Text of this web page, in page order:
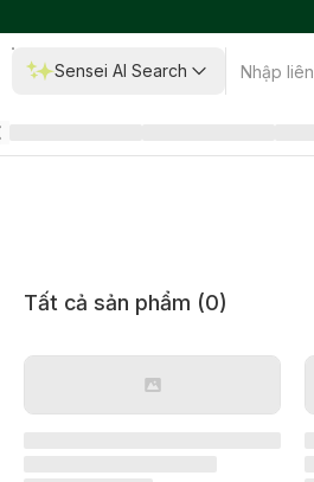
Sensei AI Search
Tất cả sản phẩm (0)